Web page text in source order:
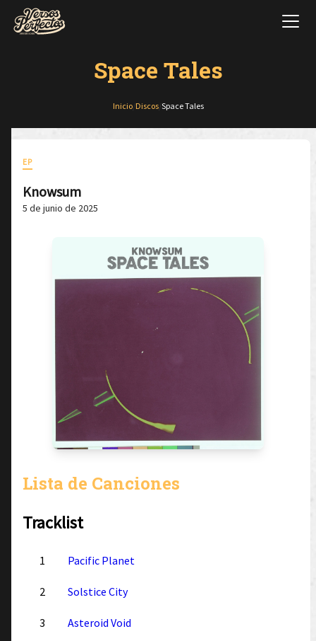
Space Tales
Inicio/ Discos/ Space Tales
EP
Knowsum
5 de junio de 2025
Lista de Canciones
Tracklist
1 Pacific Planet
2 Solstice City
3 Asteroid Void